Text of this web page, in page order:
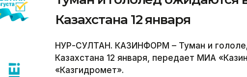
Казахстана 12 января
НУР-СУЛТАН. КАЗИНФОРМ – Туман и
Казахстана 12 января, передает МИА
«Казгидромет».